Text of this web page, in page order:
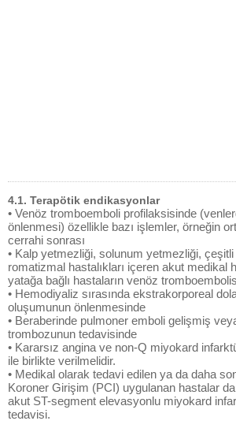
4.1. Terapötik endikasyonlar
• Venöz tromboemboli profilaksisinde
önlenmesi) özellikle bazı işlemler, örneğin
cerrahi sonrası
• Kalp yetmezliği, solunum yetmezliği,
romatizmal hastalıkları içeren akut medikal
yatağa bağlı hastaların venöz
• Hemodiyaliz sırasında ekstrakorporeal
oluşumunun önlenmesinde
• Beraberinde pulmoner emboli gelişmiş
trombozunun tedavisinde
• Kararsız angina ve non-Q miyokard
ile birlikte verilmelidir.
• Medikal olarak tedavi edilen ya da daha
Koroner Girişim (PCI) uygulanan hastalar
akut ST-segment elevasyonlu miyokard
tedavisi.